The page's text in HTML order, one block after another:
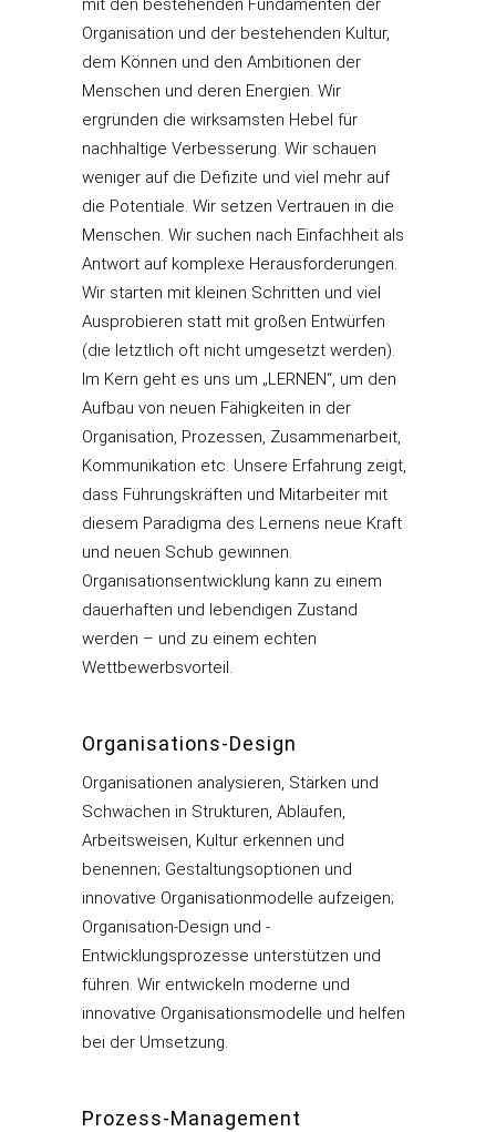
mit den bestehenden Fundamenten der
Organisation und der bestehenden Kultur,
dem Können und den Ambitionen der
Menschen und deren Energien. Wir
ergründen die wirksamsten Hebel für
nachhaltige Verbesserung. Wir schauen
weniger auf die Defizite und viel mehr auf
die Potentiale. Wir setzen Vertrauen in die
Menschen. Wir suchen nach Einfachheit als
Antwort auf komplexe Herausforderungen.
Wir starten mit kleinen Schritten und viel
Ausprobieren statt mit großen Entwürfen
(die letztlich oft nicht umgesetzt werden).
Im Kern geht es uns um „LERNEN“, um den
Aufbau von neuen Fähigkeiten in der
Organisation, Prozessen, Zusammenarbeit,
Kommunikation etc. Unsere Erfahrung zeigt,
dass Führungskräften und Mitarbeiter mit
diesem Paradigma des Lernens neue Kraft
und neuen Schub gewinnen.
Organisationsentwicklung kann zu einem
dauerhaften und lebendigen Zustand
werden – und zu einem echten
Wettbewerbsvorteil.
Organisations-Design
Organisationen analysieren, Stärken und
Schwächen in Strukturen, Abläufen,
Arbeitsweisen, Kultur erkennen und
benennen; Gestaltungsoptionen und
innovative Organisationmodelle aufzeigen;
Organisation-Design und -
Entwicklungsprozesse unterstützen und
führen. Wir entwickeln moderne und
innovative Organisationsmodelle und helfen
bei der Umsetzung.
Prozess-Management